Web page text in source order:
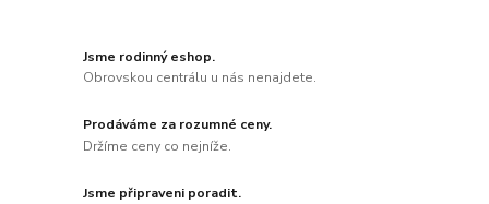
Jsme rodinný eshop.
Obrovskou centrálu u nás nenajdete.
Prodáváme za rozumné ceny.
Držíme ceny co nejníže.
Jsme připraveni poradit.